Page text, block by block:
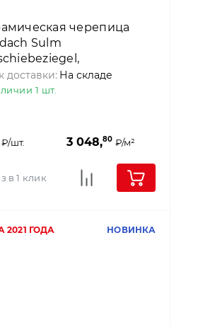
черепица
Sulm
песок (sand
доставки: На складе
1 шт.
шт. 3 048,80 ₽/м²
в 1 клик
2021 ГОДА НОВИНКА